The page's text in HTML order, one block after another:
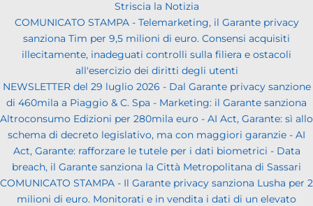
Striscia la Notizia
COMUNICATO STAMPA - Telemarketing, il Garante privacy
sanziona Tim per 9,5 milioni di euro. Consensi acquisiti
illecitamente, inadeguati controlli sulla filiera e ostacoli
all'esercizio dei diritti degli utenti
NEWSLETTER del 29 luglio 2026 - Dal Garante privacy sanzione
di 460mila a Piaggio & C. Spa - Marketing: il Garante sanziona
Altroconsumo Edizioni per 280mila euro - AI Act, Garante: sì allo
schema di decreto legislativo, ma con maggiori garanzie - AI
Act, Garante: rafforzare le tutele per i dati biometrici - Data
breach, il Garante sanziona la Città Metropolitana di Sassari
COMUNICATO STAMPA - Il Garante privacy sanziona Lusha per 2
milioni di euro. Monitorati e in vendita i dati di un elevato